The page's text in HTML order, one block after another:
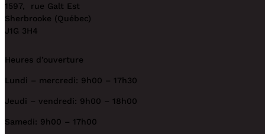
1597, rue Galt Est
Sherbrooke (Québec)
J1G 3H4
Heures d’ouverture
Lundi – mercredi: 9h00 – 17h30
Jeudi – vendredi: 9h00 – 18h00
Samedi: 9h00 – 17h00